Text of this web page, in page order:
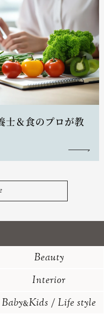
士＆食のプロが教
Beauty
Interior
Baby&Kids / Life style